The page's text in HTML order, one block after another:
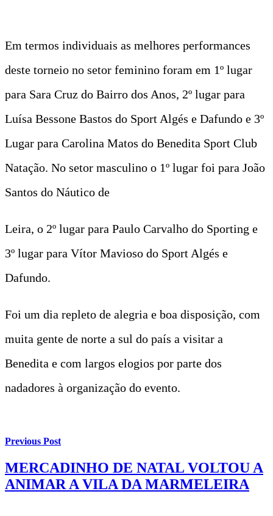
Em termos individuais as melhores performances
deste torneio no setor feminino foram em 1º lugar
para Sara Cruz do Bairro dos Anos, 2º lugar para
Luísa Bessone Bastos do Sport Algés e Dafundo e 3º
Lugar para Carolina Matos do Benedita Sport Club
Natação. No setor masculino o 1º lugar foi para João
Santos do Náutico de
Leira, o 2º lugar para Paulo Carvalho do Sporting e
3º lugar para Vítor Mavioso do Sport Algés e
Dafundo.
Foi um dia repleto de alegria e boa disposição, com
muita gente de norte a sul do país a visitar a
Benedita e com largos elogios por parte dos
nadadores à organização do evento.
Previous Post
MERCADINHO DE NATAL VOLTOU A
ANIMAR A VILA DA MARMELEIRA